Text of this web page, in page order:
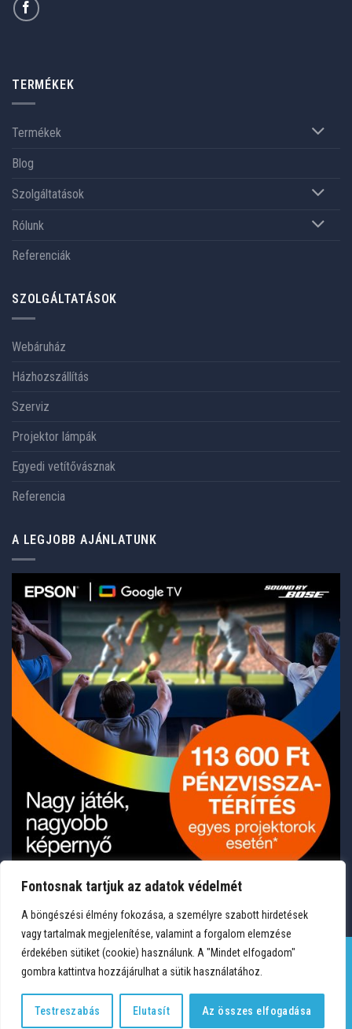
Fontosnak tartjuk az adatok védelmét
A böngészési élmény fokozása, a személyre szabott hirdetések
vagy tartalmak megjelenítése, valamint a forgalom elemzése
érdekében sütiket (cookie) használunk. A "Mindet elfogadom"
gombra kattintva hozzájárulhat a sütik használatához.
Testreszabás Elutasít Az összes elfogadása
TERMÉKEK
Termékek
Blog
Szolgáltatások
Rólunk
Referenciák
SZOLGÁLTATÁSOK
Webáruház
Házhozszállítás
Szerviz
Projektor lámpák
Egyedi vetítővásznak
Referencia
A LEGJOBB AJÁNLATUNK
Copyright 2026 © Medium Hungary Kft. Minden jog fenntartva.